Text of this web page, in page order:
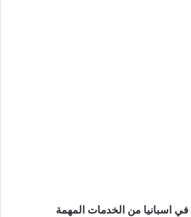
اسبانيا من الخدمات المهمة